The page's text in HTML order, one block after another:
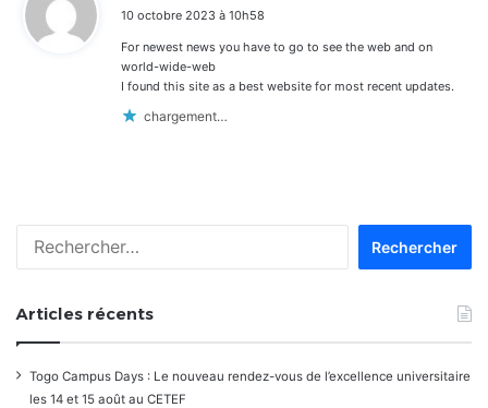
t
10 octobre 2023 à 10h58
For newest news you have to go to see the web and on
world-wide-web
I found this site as a best website for most recent updates.
chargement…
Articles récents
Togo Campus Days : Le nouveau rendez-vous de l’excellence universitaire
les 14 et 15 août au CETEF